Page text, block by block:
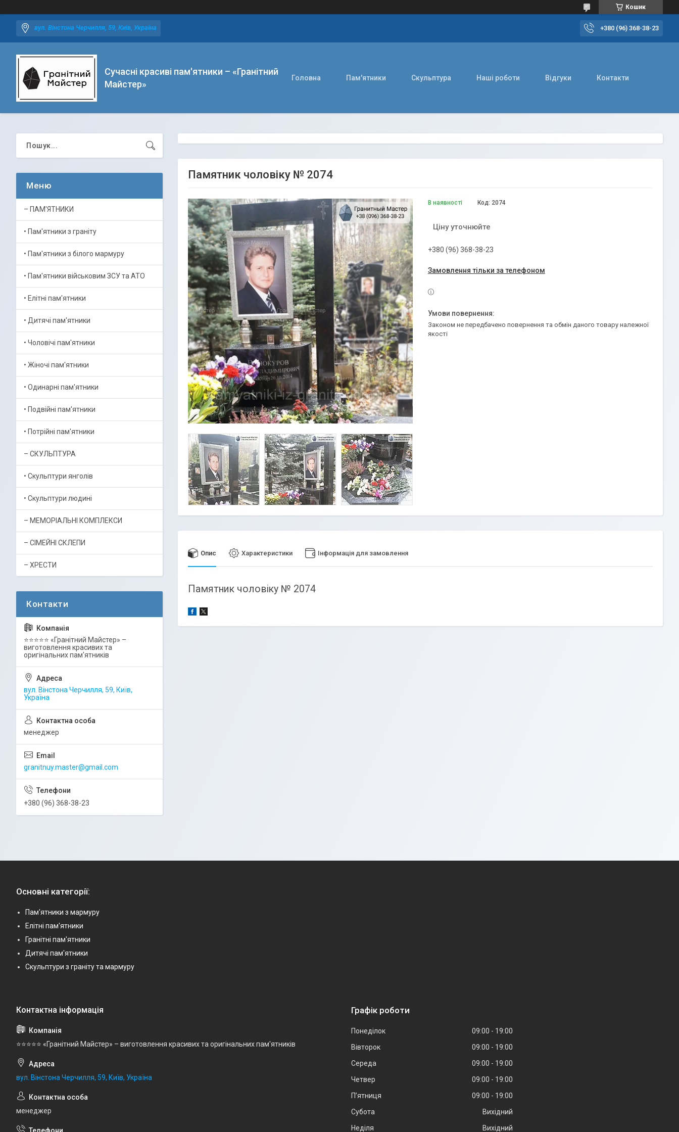
Кошик
вул. Вінстона Черчилля, 59, Київ, Україна +380 (96) 368-38-23
Сучасні красиві пам'ятники – «Гранітний
Майстер»
Головна Пам'ятники Скульптура Наші роботи Відгуки Контакти
Памятник чоловіку № 2074
В наявності Код: 2074
Ціну уточнюйте
+380 (96) 368-38-23
Замовлення тільки за телефоном
Законом не передбачено повернення та обмін даного товару належної
якості
Опис Характеристики Інформація для замовлення
Памятник чоловіку № 2074
– ПАМ'ЯТНИКИ
• Пам'ятники з граніту
• Пам'ятники з білого мармуру
• Пам'ятники військовим ЗСУ та АТО
• Елітні пам'ятники
• Дитячі пам'ятники
• Чоловічі пам'ятники
• Жіночі пам'ятники
• Одинарні пам'ятники
• Подвійні пам'ятники
• Потрійні пам'ятники
– СКУЛЬПТУРА
• Скульптури янголів
• Скульптури людині
– МЕМОРІАЛЬНІ КОМПЛЕКСИ
– СІМЕЙНІ СКЛЕПИ
– ХРЕСТИ
⭐⭐⭐⭐⭐ «Гранітний Майстер» –
виготовлення красивих та
оригінальних пам'ятників
вул. Вінстона Черчилля, 59, Київ,
Україна
менеджер
granitnuy.master@gmail.com
+380 (96) 368-38-23
Основні категорії:
Пам'ятники з мармуру
Елітні пам'ятники
Гранітні пам'ятники
Дитячі пам'ятники
Скульптури з граніту та мармуру
⭐⭐⭐⭐⭐ «Гранітний Майстер» – виготовлення красивих та оригінальних пам'ятників
вул. Вінстона Черчилля, 59, Київ, Україна
менеджер
Графік роботи
Понеділок 09:00
19:00
Вівторок
09:00
19:00
Середа
09:00
19:00
Четвер
09:00
19:00
Пʼятниця
09:00
19:00
Субота
Вихідний
Неділя
Вихідний